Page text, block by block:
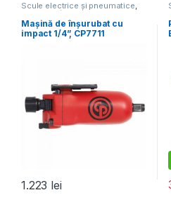
Scule electrice și pneumatice,
Mașini de înșurubat
Mașină de înșurubat cu
impact 1/4”, CP7711
1.223 lei